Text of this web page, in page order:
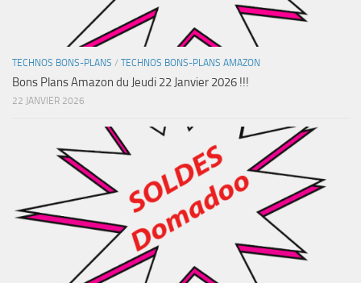
TECHNOS BONS-PLANS / TECHNOS BONS-PLANS AMAZON
Bons Plans Amazon du Jeudi 22 Janvier 2026 !!!
22 JANVIER 2026